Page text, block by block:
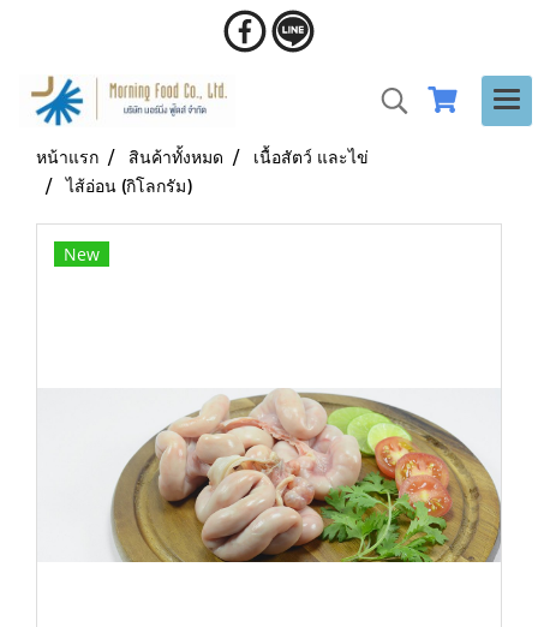
หน้าแรก สินค้าทั้งหมด
เนื้อสัตว์ และไข่
ไส้อ่อน (กิโลกรัม)
New